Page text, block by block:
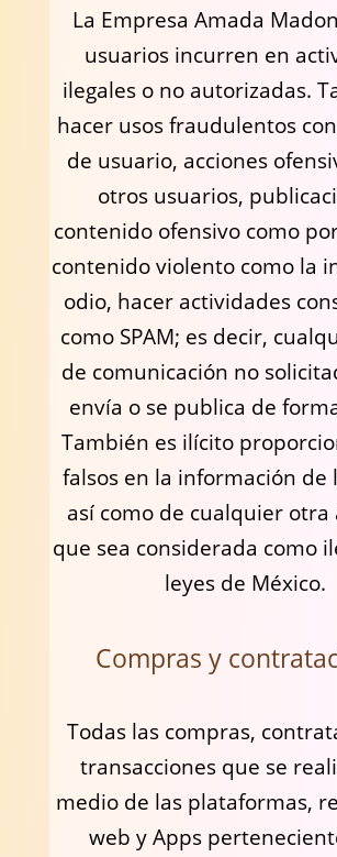
La Empresa Amada
usuarios incurren en
ilegales o no autorizadas.
hacer usos fraudulentos
de usuario, acciones
otros usuarios,
contenido ofensivo como
contenido violento como la
odio, hacer actividades
como SPAM; es decir,
de comunicación no
envía o se publica de
También es ilícito
falsos en la información de
así como de cualquier otra
que sea considerada como
leyes de México.
Compras y
Todas las compras,
transacciones que se
medio de las plataformas,
web y Apps